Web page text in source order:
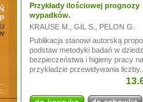
Przykłady ilościowej prognozy
wypadków.
KRAUSE M.
GIL S.
PELON G.
Publikacja stanowi autorską
podstaw metodyki badań w
bezpieczeństwa i higieny pracy na
przykładzie przewidywania liczby...